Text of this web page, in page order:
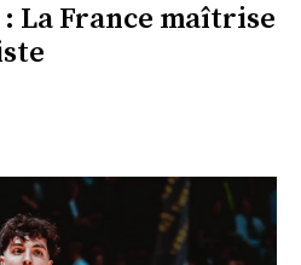
La France maîtrise